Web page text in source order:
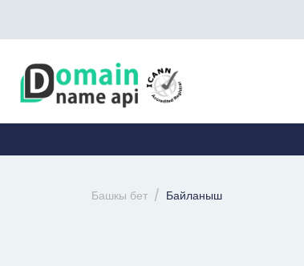
Башкы бет Байланыш